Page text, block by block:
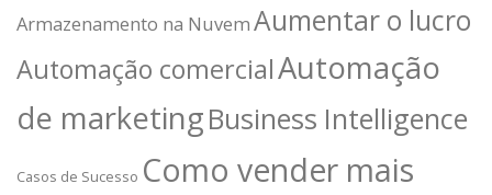
Armazenamento na NuvemAumentar o lucro
Automação comercialAutomação
de marketingBusiness Intelligence
Casos de Sucesso Como vender mais